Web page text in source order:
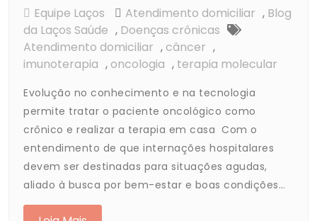
Equipe Laços Atendimento domiciliar , Blog
da Laços Saúde , Doenças crônicas
Atendimento domiciliar , câncer ,
imunoterapia , oncologia , terapia molecular
Evolução no conhecimento e na tecnologia
permite tratar o paciente oncológico como
crônico e realizar a terapia em casa Com o
entendimento de que internações hospitalares
devem ser destinadas para situações agudas,
aliado à busca por bem-estar e boas condições…